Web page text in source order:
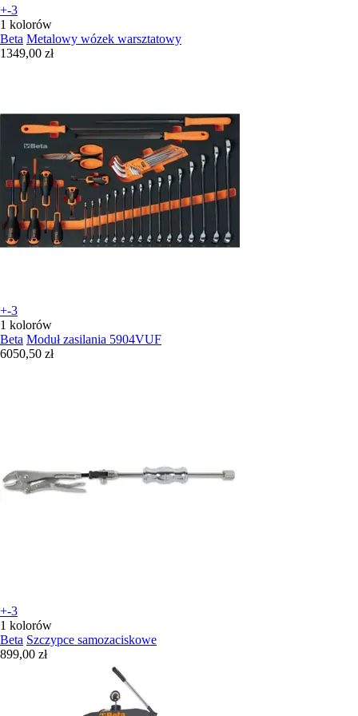
+-3
1 kolorów
Beta Metalowy wózek warsztatowy
1349,00 zł
+-3
1 kolorów
Beta Moduł zasilania 5904VUF
6050,50 zł
+-3
1 kolorów
Beta Szczypce samozaciskowe
899,00 zł